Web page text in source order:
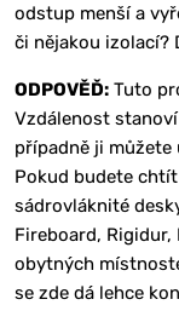
odstup menší a
či nějakou izolací?
ODPOVĚĎ:Tuto
Vzdálenost
případně ji můžete
Pokud budete
sádrovláknité
Fireboard,
obytných
se zde dá lehce